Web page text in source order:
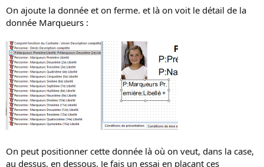
On ajoute la donnée et on ferme. et là on voit le détail de la
donnée Marqueurs :
On peut positionner cette donnée là où on veut, dans la case,
au dessus, en dessous. Je fais un essai en plaçant ces